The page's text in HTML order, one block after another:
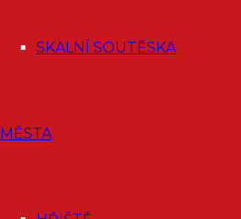
SKALNÍ SOUTĚSKA
MĚSTA